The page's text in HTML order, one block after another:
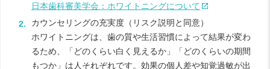
日本歯科審美学会：ホワイトニングについて
カウンセリングの充実度（リスク説明と同意）
ホワイトニングは、歯の質や生活習慣によって結果が変わ
るため、「どのくらい白く見えるか」「どのくらいの期間
もつか」は人それぞれです。効果の個人差や知覚過敏が出